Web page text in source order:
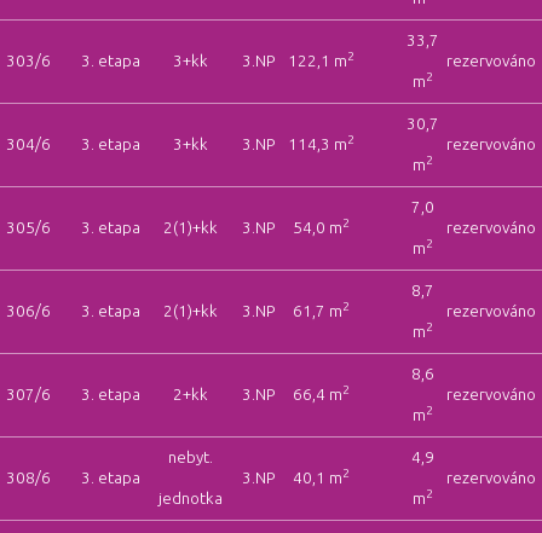
303/6 3. etapa 3+kk 3.NP 122,1 m2
33,7
m2
rezervováno
304/6 3. etapa 3+kk 3.NP 114,3 m2
30,7
m2
rezervováno
305/6 3. etapa 2(1)+kk 3.NP 54,0 m2
7,0
m2
rezervováno
306/6 3. etapa 2(1)+kk 3.NP 61,7 m2
8,7
m2
rezervováno
307/6 3. etapa 2+kk 3.NP 66,4 m2
8,6
m2
rezervováno
308/6 3. etapa
nebyt.
jednotka
3.NP 40,1 m2
4,9
m2
rezervováno